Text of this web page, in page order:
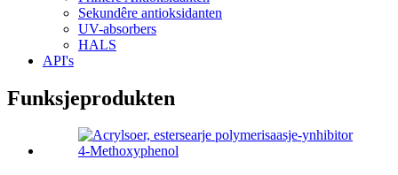
Sekundêre antioksidanten
UV-absorbers
HALS
API's
Funksjeprodukten